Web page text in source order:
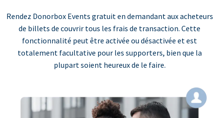
Rendez Donorbox Events gratuit en demandant aux acheteurs
de billets de couvrir tous les frais de transaction. Cette
fonctionnalité peut être activée ou désactivée et est
totalement facultative pour les supporters, bien que la
plupart soient heureux de le faire.